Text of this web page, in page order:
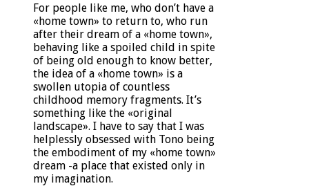
For people like me, who don’t have a
«home town» to return to, who run
after their dream of a «home town»,
behaving like a spoiled child in spite
of being old enough to know better,
the idea of a «home town» is a
swollen utopia of countless
childhood memory fragments. It’s
something like the «original
landscape». I have to say that I was
helplessly obsessed with Tono being
the embodiment of my «home town»
dream -a place that existed only in
my imagination.